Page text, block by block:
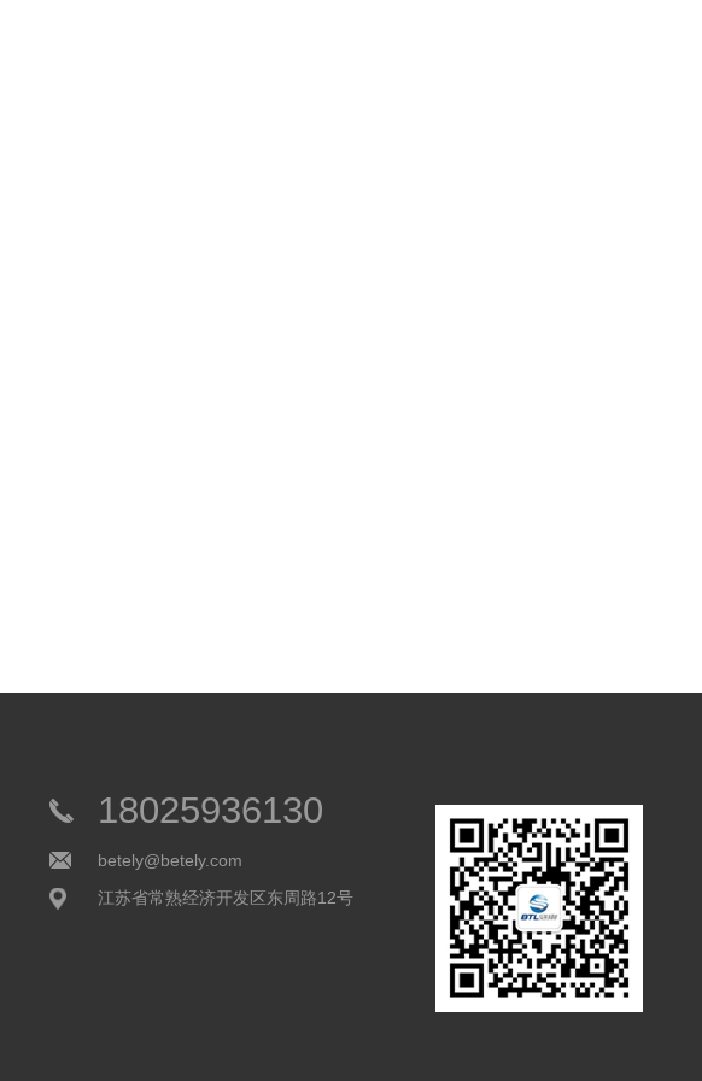
18025936130
betely@betely.com
江苏省常熟经济开发区东周路12号